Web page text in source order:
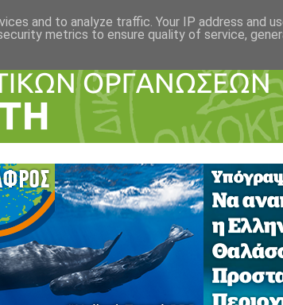
and to analyze traffic. Your IP address and
metrics to ensure quality of service,